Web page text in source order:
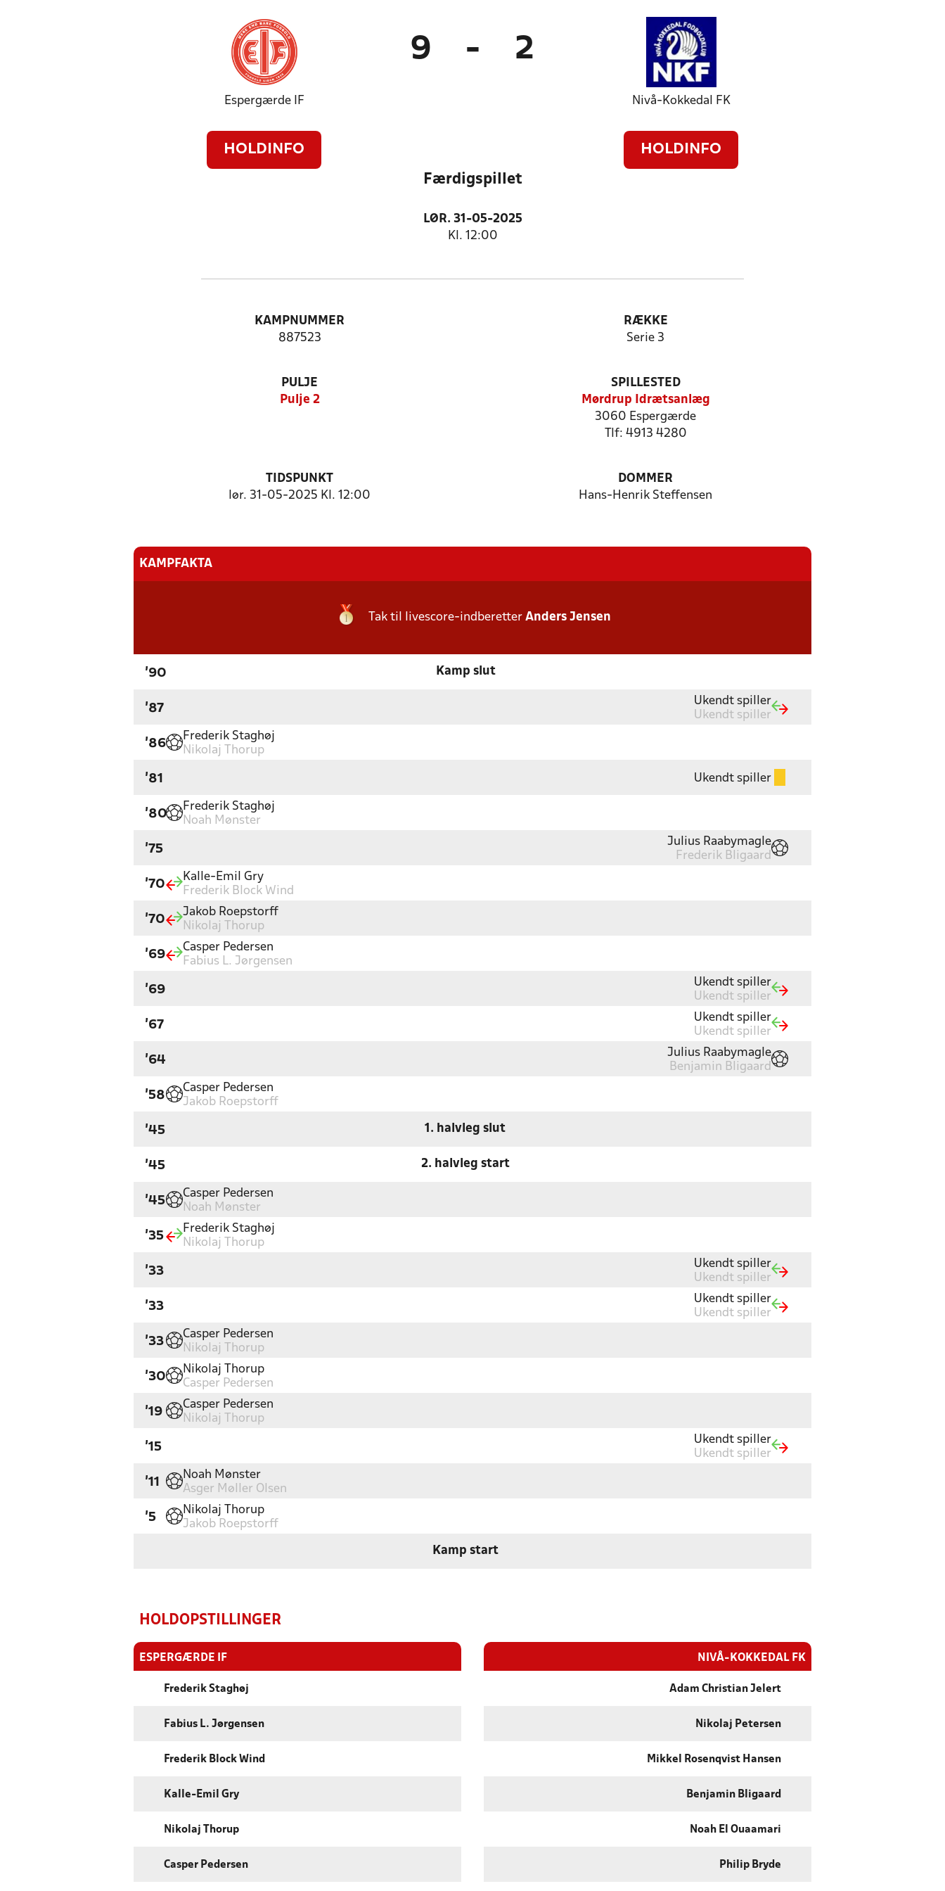
Espergærde IF
HOLDINFO
9 - 2
Nivå-Kokkedal FK
HOLDINFO
Færdigspillet
LØR. 31-05-2025
Kl. 12:00
KAMPNUMMER
887523
RÆKKE
Serie 3
PULJE
Pulje 2
SPILLESTED
Mørdrup Idrætsanlæg
3060 Espergærde
Tlf: 4913 4280
TIDSPUNKT
lør. 31-05-2025 Kl. 12:00
DOMMER
Hans-Henrik Steffensen
KAMPFAKTA
Tak til livescore-indberetter Anders Jensen
'90 Kamp slut
'87
Ukendt spiller
Ukendt spiller
'86
Frederik Staghøj
Nikolaj Thorup
'81 Ukendt spiller
'80
Frederik Staghøj
Noah Mønster
'75
Julius Raabymagle
Frederik Bligaard
'70
Kalle-Emil Gry
Frederik Block Wind
'70
Jakob Roepstorff
Nikolaj Thorup
'69
Casper Pedersen
Fabius L. Jørgensen
'69
Ukendt spiller
Ukendt spiller
'67
Ukendt spiller
Ukendt spiller
'64
Julius Raabymagle
Benjamin Bligaard
'58
Casper Pedersen
Jakob Roepstorff
'45 1. halvleg slut
'45 2. halvleg start
'45
Casper Pedersen
Noah Mønster
'35
Frederik Staghøj
Nikolaj Thorup
'33
Ukendt spiller
Ukendt spiller
'33
Ukendt spiller
Ukendt spiller
'33
Casper Pedersen
Nikolaj Thorup
'30
Nikolaj Thorup
Casper Pedersen
'19
Casper Pedersen
Nikolaj Thorup
'15
Ukendt spiller
Ukendt spiller
'11
Noah Mønster
Asger Møller Olsen
'5
Nikolaj Thorup
Jakob Roepstorff
Kamp start
HOLDOPSTILLINGER
ESPERGÆRDE IF
Frederik Staghøj
Fabius L. Jørgensen
Frederik Block Wind
Kalle-Emil Gry
Nikolaj Thorup
Casper Pedersen
NIVÅ-KOKKEDAL FK
Adam Christian Jelert
Nikolaj Petersen
Mikkel Rosenqvist Hansen
Benjamin Bligaard
Noah El Ouaamari
Philip Bryde